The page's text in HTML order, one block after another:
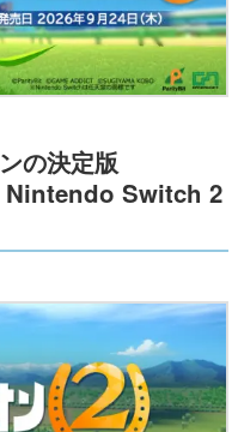
の決定版
Nintendo Switch 2